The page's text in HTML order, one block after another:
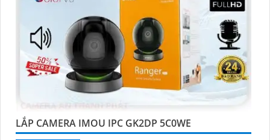
LẮP CAMERA IMOU IPC GK2DP 5C0WE